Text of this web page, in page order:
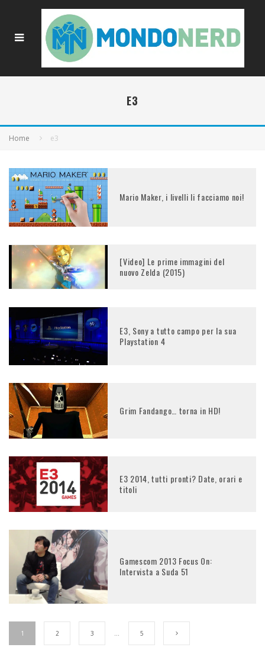
E3
Home e3
Mario Maker, i livelli li facciamo noi!
[Video] Le prime immagini del
nuovo Zelda (2015)
E3, Sony a tutto campo per la sua
Playstation 4
Grim Fandango… torna in HD!
E3 2014, tutti pronti? Date, orari e
titoli
Gamescom 2013 Focus On:
Intervista a Suda 51
1 2 3 … 5